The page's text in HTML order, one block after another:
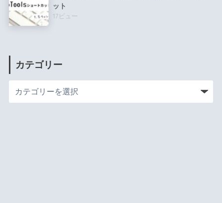
ット
17ビュー
カテゴリー